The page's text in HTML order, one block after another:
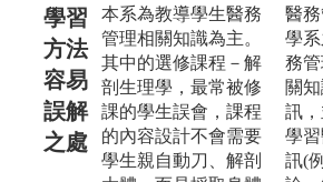
學習
方法
容易
誤解
之處
本系為教導學生醫務
管理相關知識為主。
其中的選修課程－解
剖生理學，最常被修
課的學生誤會，課程
的內容設計不會需要
學生親自動刀、解剖
醫
學
務
關
訊
學
訊(